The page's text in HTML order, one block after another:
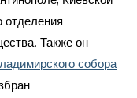
отделения
Также он
собора